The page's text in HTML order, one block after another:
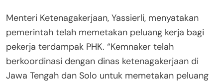
Menteri Ketenagakerjaan, Yassierli, menyatakan
pemerintah telah memetakan peluang kerja bagi
pekerja terdampak PHK. “Kemnaker telah
berkoordinasi dengan dinas ketenagakerjaan di
Jawa Tengah dan Solo untuk memetakan peluang